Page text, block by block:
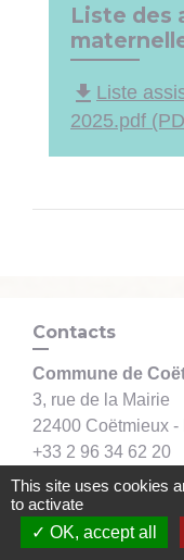
Liste des
file_download Liste
2025.pdf
Contacts
Commune de
3, rue de la Mairie
22400 Coëtmieux
+33 2 96 34 62 20
Contact par
This site uses cookies
to activate
OK, accept all